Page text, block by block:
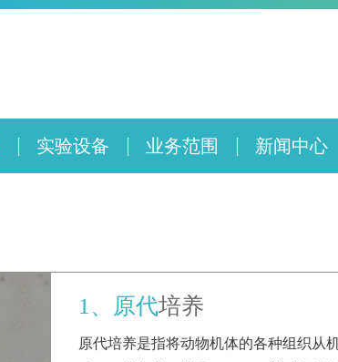
实验设备 业务范围 新闻中心
1、原代培养
原代培养是指将动物机体的各种组织从